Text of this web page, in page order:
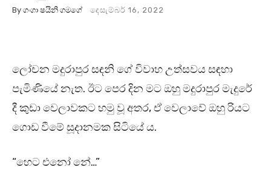
By ගංගා ෂයිනි ගමගේ දෙසැම්බර් 16, 2022
ලෝචන මදුරාපුර සඳනි ගේ විවාහ උත්සවය සඳහා
පැමිණියේ නැත. ඊට පෙර දින මට ඔහු මදුරාපුර මැදුරේ
දී කුඩා වෙලාවකට හමු වූ අතර, ඒ වෙලාවේ ඔහු රියට
ගොඩ වීමේ සූදානමක සිටියේ ය.
“හෙට එනෝ නේ…”